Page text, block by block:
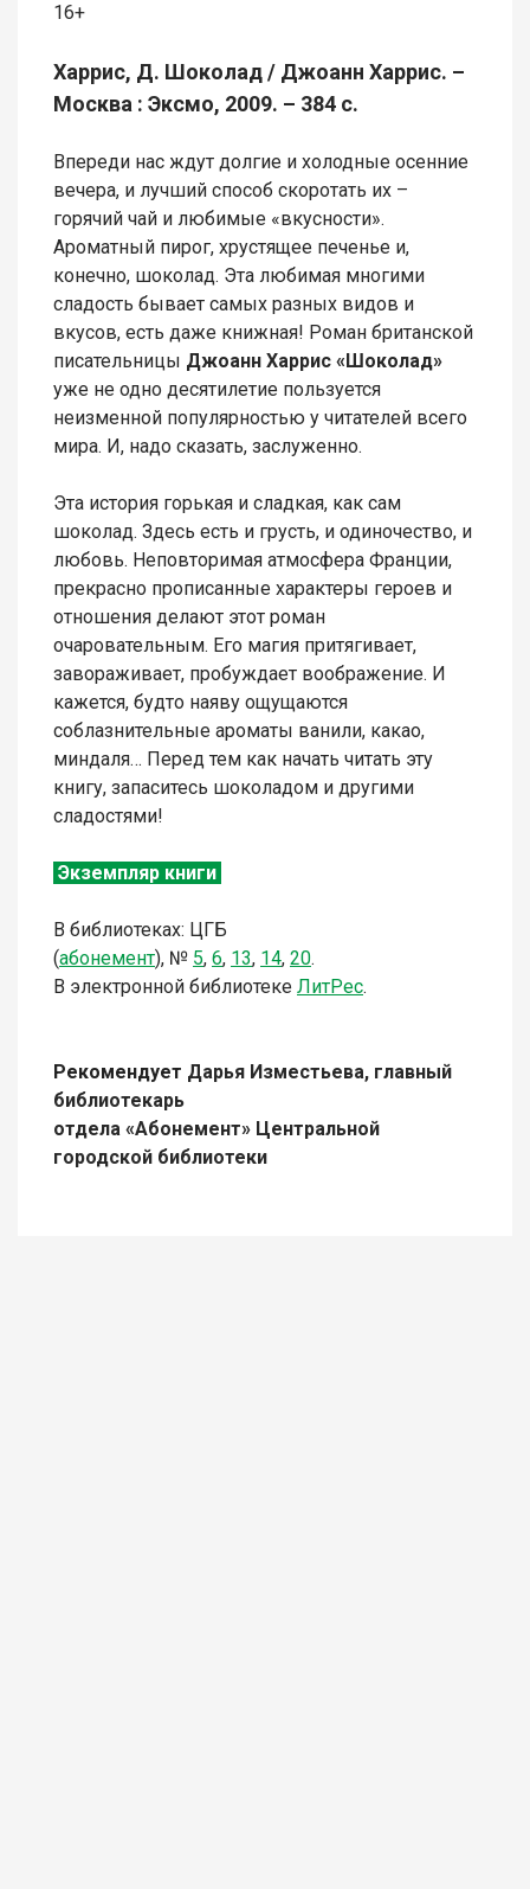
16+
Харрис, Д. Шоколад / Джоанн Харрис. –
Москва : Эксмо, 2009. – 384 с.
Впереди нас ждут долгие и холодные осенние
вечера, и лучший способ скоротать их –
горячий чай и любимые «вкусности».
Ароматный пирог, хрустящее печенье и,
конечно, шоколад. Эта любимая многими
сладость бывает самых разных видов и
вкусов, есть даже книжная! Роман британской
писательницы Джоанн Харрис «Шоколад»
уже не одно десятилетие пользуется
неизменной популярностью у читателей всего
мира. И, надо сказать, заслуженно.
Эта история горькая и сладкая, как сам
шоколад. Здесь есть и грусть, и одиночество, и
любовь. Неповторимая атмосфера Франции,
прекрасно прописанные характеры героев и
отношения делают этот роман
очаровательным. Его магия притягивает,
завораживает, пробуждает воображение. И
кажется, будто наяву ощущаются
соблазнительные ароматы ванили, какао,
миндаля… Перед тем как начать читать эту
книгу, запаситесь шоколадом и другими
сладостями!
Экземпляр книги
В библиотеках: ЦГБ
(абонемент), № 5, 6, 13, 14, 20.
В электронной библиотеке ЛитРес.
Рекомендует Дарья Изместьева, главный
библиотекарь
отдела «Абонемент» Центральной
городской библиотеки